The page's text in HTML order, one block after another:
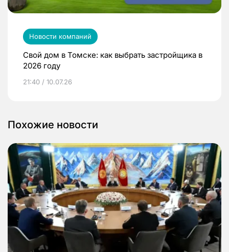
Новости компаний
Свой дом в Томске: как выбрать застройщика в
2026 году
21:40 / 10.07.26
Похожие новости